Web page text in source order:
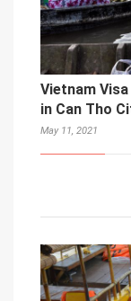
Vietnam
in Can Tho
May 11, 2021